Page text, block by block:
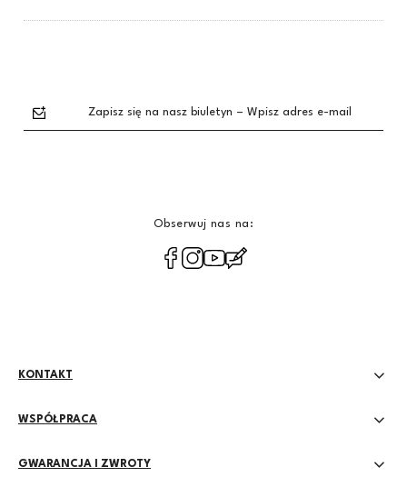
Zapisz się na nasz biuletyn – Wpisz adres e-mail
Obserwuj nas na:
KONTAKT
WSPÓŁPRACA
GWARANCJA I ZWROTY